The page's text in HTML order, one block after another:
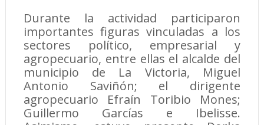
Durante la actividad participaron
importantes figuras vinculadas a los
sectores político, empresarial y
agropecuario, entre ellas el alcalde del
municipio de La Victoria, Miguel
Antonio Saviñón; el dirigente
agropecuario Efraín Toribio Mones;
Guillermo Garcías e Ibelisse.